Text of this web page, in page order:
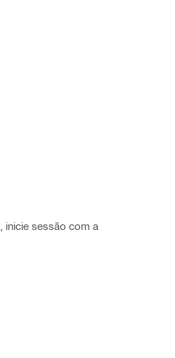
inicie sessão com a